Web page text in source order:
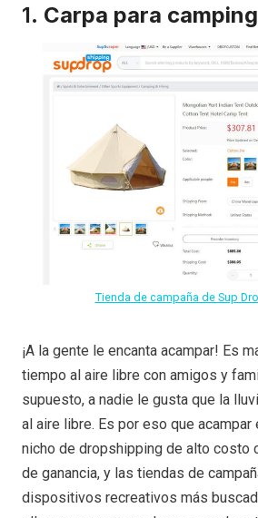
1. Carpa para camping
Tienda de campaña de Sup
¡A la gente le encanta acampar! Es
tiempo al aire libre con amigos y
supuesto, a nadie le gusta que la
al aire libre. Es por eso que acampar
nicho de dropshipping de alto costo
de ganancia, y las tiendas de
dispositivos recreativos más